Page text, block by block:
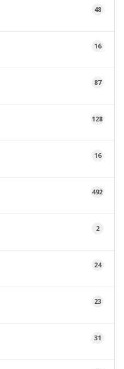
48
16
87
128
16
492
2
24
23
31